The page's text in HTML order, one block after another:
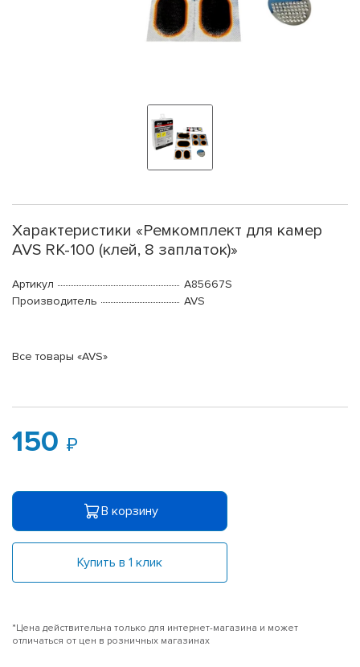
Характеристики «Ремкомплект для камер
AVS RK-100 (клей, 8 заплаток)»
Артикул
A85667S
Производитель
AVS
Все товары «AVS»
150
В корзину
Купить в 1 клик
*Цена действительна только для интернет-магазина и может
отличаться от цен в розничных магазинах